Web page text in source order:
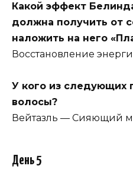
Какой эффект
должна получить от
наложить на него
Восстановление
У кого из следующих
волосы?
Вейтазль — Сияющий
День 5